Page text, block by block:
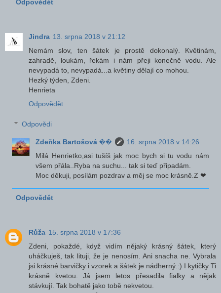
Odpovědět
Jindra 13. srpna 2018 v 21:12
Nemám slov, ten šátek je prostě dokonalý. Květinám,
zahradě, loukám, řekám i nám přeji konečně vodu. Ale
nevypadá to, nevypadá...a květiny dělají co mohou.
Hezký týden, Zdeni.
Henrieta
Odpovědět
Odpovědi
Zdeňka Bartošová ��
16. srpna 2018 v 14:26
Milá Henrietko,asi tušíš jak moc bych si tu vodu nám
všem přála..Ryba na suchu... tak si teď připadám.
Moc děkuji, posílám pozdrav a měj se moc krásně.Z ❤
Odpovědět
Růža 15. srpna 2018 v 17:36
Zdeni, pokaždé, když vidím nějaký krásný šátek, který
uháčkuješ, tak lituji, že je nenosím. Ani snacha ne. Vybrala
jsi krásné barvičky i vzorek a šátek je nádherný.:) I kytičky Ti
krásně kvetou. Já jsem letos přesadila fialky a nějak
stávkují. Tak bohatě jako tobě nekvetou.